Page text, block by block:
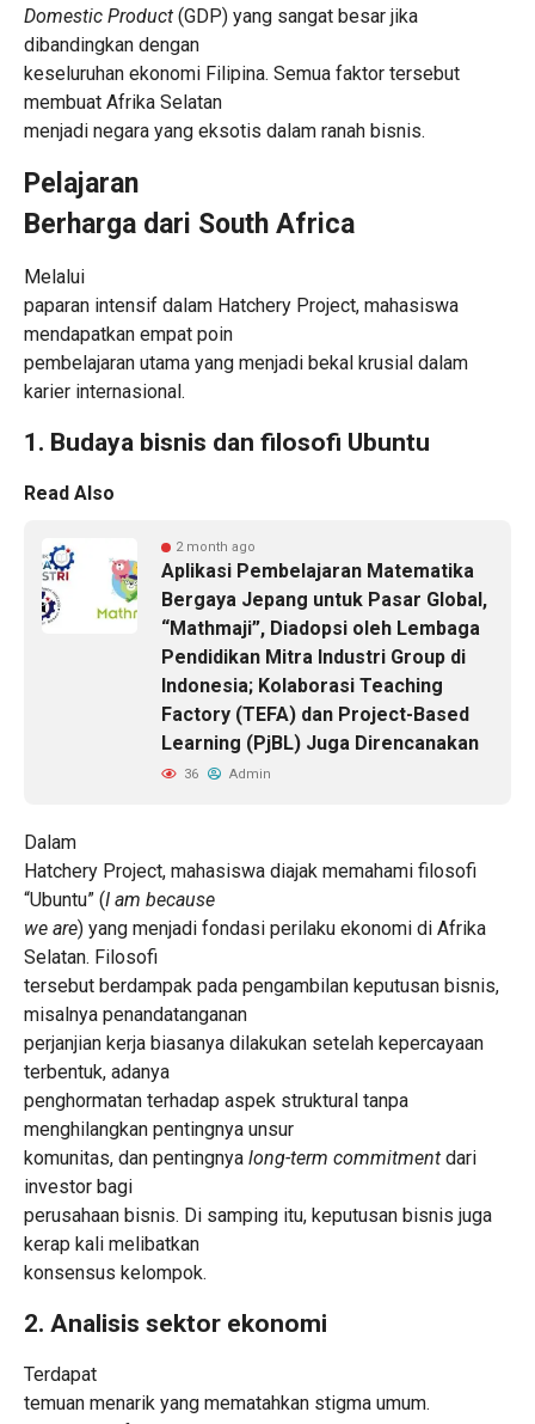
Domestic Product (GDP) yang sangat besar jika
dibandingkan dengan
keseluruhan ekonomi Filipina. Semua faktor tersebut
membuat Afrika Selatan
menjadi negara yang eksotis dalam ranah bisnis.
Pelajaran
Berharga dari South Africa
Melalui
paparan intensif dalam Hatchery Project, mahasiswa
mendapatkan empat poin
pembelajaran utama yang menjadi bekal krusial dalam
karier internasional.
1. Budaya bisnis dan filosofi Ubuntu
Read Also
2 month ago
Aplikasi Pembelajaran Matematika
Bergaya Jepang untuk Pasar Global,
“Mathmaji”, Diadopsi oleh Lembaga
Pendidikan Mitra Industri Group di
Indonesia; Kolaborasi Teaching
Factory (TEFA) dan Project-Based
Learning (PjBL) Juga Direncanakan
36 Admin
Dalam
Hatchery Project, mahasiswa diajak memahami filosofi
“Ubuntu” (I am because
we are) yang menjadi fondasi perilaku ekonomi di Afrika
Selatan. Filosofi
tersebut berdampak pada pengambilan keputusan bisnis,
misalnya penandatanganan
perjanjian kerja biasanya dilakukan setelah kepercayaan
terbentuk, adanya
penghormatan terhadap aspek struktural tanpa
menghilangkan pentingnya unsur
komunitas, dan pentingnya long-term commitment dari
investor bagi
perusahaan bisnis. Di samping itu, keputusan bisnis juga
kerap kali melibatkan
konsensus kelompok.
2. Analisis sektor ekonomi
Terdapat
temuan menarik yang mematahkan stigma umum.